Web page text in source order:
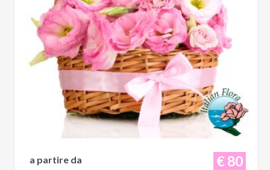
€ 80
a partire da